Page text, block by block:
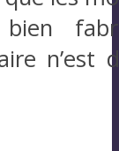
n’est